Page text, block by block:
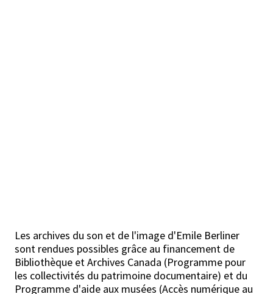
Les archives du son et de l'image d'Emile Berliner
sont rendues possibles grâce au financement de
Bibliothèque et Archives Canada (Programme pour
les collectivités du patrimoine documentaire) et du
Programme d'aide aux musées (Accès numérique au